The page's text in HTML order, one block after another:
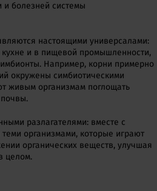
и болезней системы
настоящими универсалами:
и в пищевой промышленности,
Например, корни примерно
окружены симбиотическими
живым организмам поглощать
разлагателями: вместе с
организмами, которые играют
органических веществ, улучшая
целом.